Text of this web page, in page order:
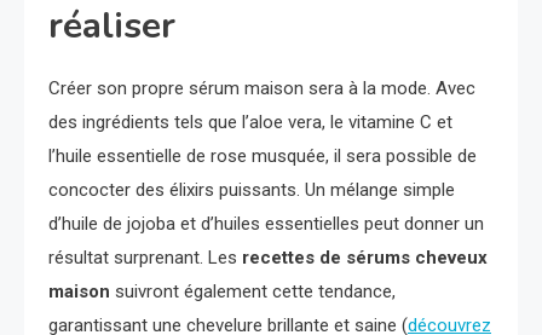
réaliser
Créer son propre sérum maison sera à la mode. Avec
des ingrédients tels que l’aloe vera, le vitamine C et
l’huile essentielle de rose musquée, il sera possible de
concocter des élixirs puissants. Un mélange simple
d’huile de jojoba et d’huiles essentielles peut donner un
résultat surprenant. Les recettes de sérums cheveux
maison suivront également cette tendance,
garantissant une chevelure brillante et saine (découvrez